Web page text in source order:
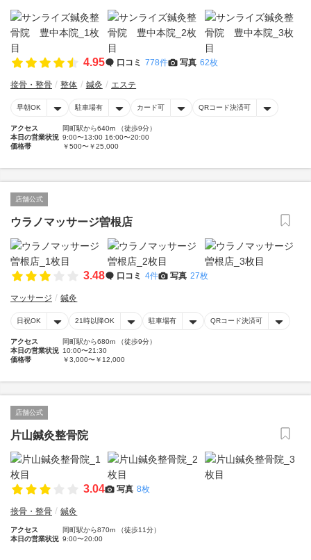
4.95 口コミ 778件 写真 62枚
接骨・整骨 整体 鍼灸 エステ
早朝OK 駐車場有 カード可 QRコード決済可
アクセス
岡町駅から640m （徒歩9分）
本日の営業状況 9:00〜13:00 16:00〜20:00
価格帯
￥500〜￥25,000
店舗公式
ウラノマッサージ曽根店
3.48 口コミ 4件 写真 27枚
マッサージ 鍼灸
日祝OK 21時以降OK 駐車場有 QRコード決済可
アクセス
岡町駅から680m （徒歩9分）
本日の営業状況 10:00〜21:30
価格帯
￥3,000〜￥12,000
店舗公式
片山鍼灸整骨院
3.04 写真 8枚
接骨・整骨 鍼灸
アクセス
岡町駅から870m （徒歩11分）
本日の営業状況 9:00〜20:00